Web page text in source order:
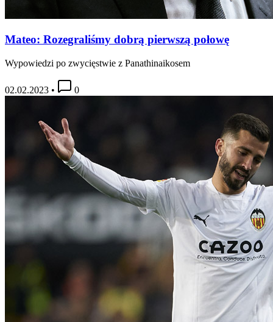
Mateo: Rozegraliśmy dobrą pierwszą połowę
Wypowiedzi po zwycięstwie z Panathinaikosem
02.02.2023 • 0